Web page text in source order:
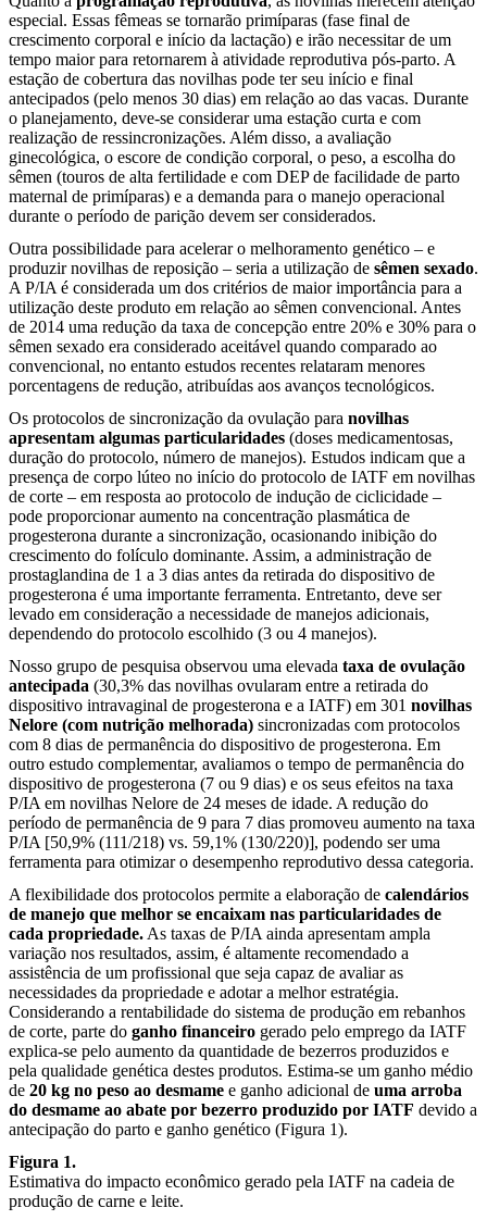
especial. Essas fêmeas se tornarão primíparas (fase final de
crescimento corporal e início da lactação) e irão necessitar de um
tempo maior para retornarem à atividade reprodutiva pós-parto. A
estação de cobertura das novilhas pode ter seu início e final
antecipados (pelo menos 30 dias) em relação ao das vacas. Durante
o planejamento, deve-se considerar uma estação curta e com
realização de ressincronizações. Além disso, a avaliação
ginecológica, o escore de condição corporal, o peso, a escolha do
sêmen (touros de alta fertilidade e com DEP de facilidade de parto
maternal de primíparas) e a demanda para o manejo operacional
durante o período de parição devem ser considerados.
Outra possibilidade para acelerar o melhoramento genético – e
produzir novilhas de reposição – seria a utilização de sêmen sexado.
A P/IA é considerada um dos critérios de maior importância para a
utilização deste produto em relação ao sêmen convencional. Antes
de 2014 uma redução da taxa de concepção entre 20% e 30% para o
sêmen sexado era considerado aceitável quando comparado ao
convencional, no entanto estudos recentes relataram menores
porcentagens de redução, atribuídas aos avanços tecnológicos.
Os protocolos de sincronização da ovulação para novilhas
apresentam algumas particularidades (doses medicamentosas,
duração do protocolo, número de manejos). Estudos indicam que a
presença de corpo lúteo no início do protocolo de IATF em novilhas
de corte – em resposta ao protocolo de indução de ciclicidade –
pode proporcionar aumento na concentração plasmática de
progesterona durante a sincronização, ocasionando inibição do
crescimento do folículo dominante. Assim, a administração de
prostaglandina de 1 a 3 dias antes da retirada do dispositivo de
progesterona é uma importante ferramenta. Entretanto, deve ser
levado em consideração a necessidade de manejos adicionais,
dependendo do protocolo escolhido (3 ou 4 manejos).
Nosso grupo de pesquisa observou uma elevada taxa de ovulação
antecipada (30,3% das novilhas ovularam entre a retirada do
dispositivo intravaginal de progesterona e a IATF) em 301 novilhas
Nelore (com nutrição melhorada) sincronizadas com protocolos
com 8 dias de permanência do dispositivo de progesterona. Em
outro estudo complementar, avaliamos o tempo de permanência do
dispositivo de progesterona (7 ou 9 dias) e os seus efeitos na taxa
P/IA em novilhas Nelore de 24 meses de idade. A redução do
período de permanência de 9 para 7 dias promoveu aumento na taxa
P/IA [50,9% (111/218) vs. 59,1% (130/220)], podendo ser uma
ferramenta para otimizar o desempenho reprodutivo dessa categoria.
A flexibilidade dos protocolos permite a elaboração de calendários
de manejo que melhor se encaixam nas particularidades de
cada propriedade. As taxas de P/IA ainda apresentam ampla
variação nos resultados, assim, é altamente recomendado a
assistência de um profissional que seja capaz de avaliar as
necessidades da propriedade e adotar a melhor estratégia.
Considerando a rentabilidade do sistema de produção em rebanhos
de corte, parte do ganho financeiro gerado pelo emprego da IATF
explica-se pelo aumento da quantidade de bezerros produzidos e
pela qualidade genética destes produtos. Estima-se um ganho médio
de 20 kg no peso ao desmame e ganho adicional de uma arroba
do desmame ao abate por bezerro produzido por IATF devido a
antecipação do parto e ganho genético (Figura 1).
Figura 1.
Estimativa do impacto econômico gerado pela IATF na cadeia de
produção de carne e leite.